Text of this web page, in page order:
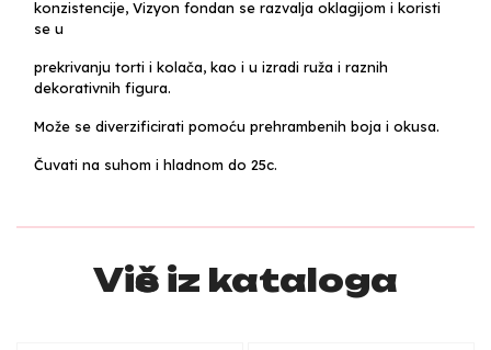
konzistencije, Vizyon fondan se razvalja oklagijom i koristi
se u
prekrivanju torti i kolača, kao i u izradi ruža i raznih
dekorativnih figura.
Može se diverzificirati pomoću prehrambenih boja i okusa.
Čuvati na suhom i hladnom do 25c.
Više iz kataloga